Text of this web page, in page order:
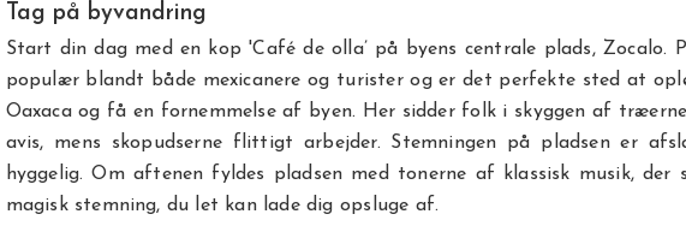
Tag på byvandring
Start din dag med en kop 'Café de olla’ på byens centrale plads, Zocalo.
populær blandt både mexicanere og turister og er det perfekte sted at
Oaxaca og få en fornemmelse af byen. Her sidder folk i skyggen af
avis, mens skopudserne flittigt arbejder. Stemningen på pladsen er
hyggelig. Om aftenen fyldes pladsen med tonerne af klassisk musik, der
magisk stemning, du let kan lade dig opsluge af.